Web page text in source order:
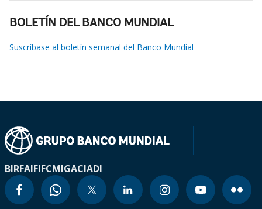
BOLETÍN DEL BANCO MUNDIAL
Suscríbase al boletín semanal del Banco Mundial
BIRFAIFIFCMIGACIADI